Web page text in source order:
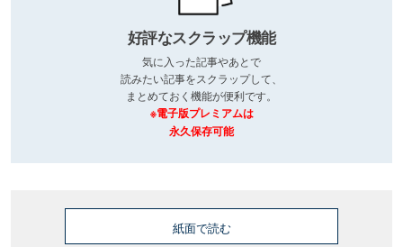
好評なスクラップ機能
気に入った記事やあとで
読みたい記事をスクラップして、
まとめておく機能が便利です。
※電子版プレミアムは
永久保存可能
紙面で読む